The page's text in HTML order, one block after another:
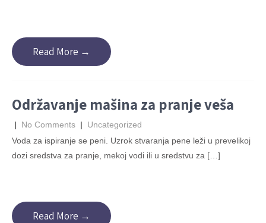
Read More →
Održavanje mašina za pranje veša
| No Comments | Uncategorized
Voda za ispiranje se peni. Uzrok stvaranja pene leži u prevelikoj
dozi sredstva za pranje, mekoj vodi ili u sredstvu za […]
Read More →